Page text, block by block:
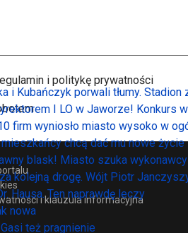
i politykę prywatności
i klauzula informacyjna
i Kubańczyk porwali tłumy.
I LO w Jaworze! Konkurs
10 firm wyniosło miasto wysoko w
chcą dać mu nowe życie
blask! Miasto szuka
kolejną drogę. Wójt Piotr
Hausa. Ten naprawdę leczy
nowa
też pragnienie